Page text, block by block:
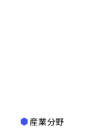
産業分野